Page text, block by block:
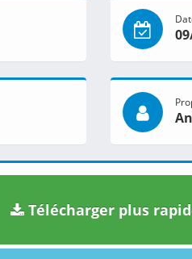
Télécharger plus